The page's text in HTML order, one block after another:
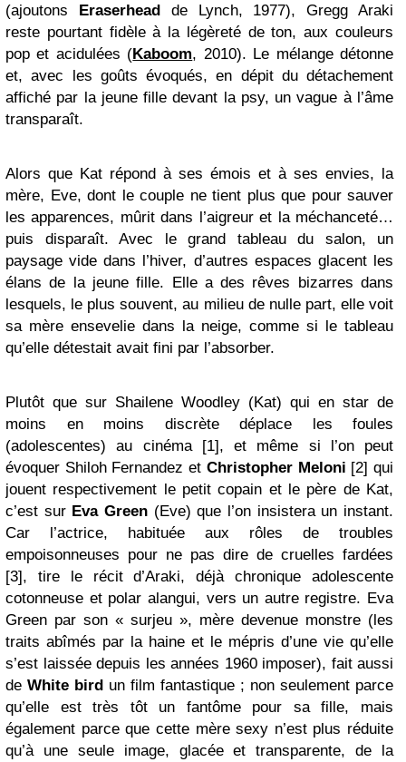
(ajoutons Eraserheadde Lynch, 1977), Gregg Araki
reste pourtant fidèle à la légèreté de ton, aux couleurs
pop et acidulées (Kaboom, 2010). Le mélange détonne
et, avec les goûts évoqués, en dépit du détachement
affiché par la jeune fille devant la psy, un vague à l’âme
transparaît.
Alors que Kat répond à ses émois et à ses envies, la
mère, Eve, dont le couple ne tient plus que pour sauver
les apparences, mûrit dans l’aigreur et la méchanceté…
puis disparaît. Avec le grand tableau du salon, un
paysage vide dans l’hiver, d’autres espaces glacent les
élans de la jeune fille. Elle a des rêves bizarres dans
lesquels, le plus souvent, au milieu de nulle part, elle voit
sa mère ensevelie dans la neige, comme si le tableau
qu’elle détestait avait fini par l’absorber.
Plutôt que sur Shailene Woodley (Kat) qui en star de
moins en moins discrète déplace les foules
(adolescentes) au cinéma [1], et même si l’on peut
évoquer Shiloh Fernandez et Christopher Meloni [2] qui
jouent respectivement le petit copain et le père de Kat,
c’est sur Eva Green (Eve) que l’on insistera un instant.
Car l’actrice, habituée aux rôles de troubles
empoisonneuses pour ne pas dire de cruelles fardées
[3], tire le récit d’Araki, déjà chronique adolescente
cotonneuse et polar alangui, vers un autre registre. Eva
Green par son « surjeu », mère devenue monstre (les
traits abîmés par la haine et le mépris d’une vie qu’elle
s’est laissée depuis les années 1960 imposer), fait aussi
de White bird un film fantastique ; non seulement parce
qu’elle est très tôt un fantôme pour sa fille, mais
également parce que cette mère sexy n’est plus réduite
qu’à une seule image, glacée et transparente, de la